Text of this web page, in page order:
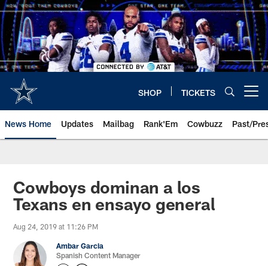
Skip
to
main
content
SHOP TICKETS
News Home Updates Mailbag Rank'Em Cowbuzz Past/
Cowboys dominan a los
Texans en ensayo general
Aug 24, 2019 at 11:26 PM
Ambar Garcia
Spanish Content Manager